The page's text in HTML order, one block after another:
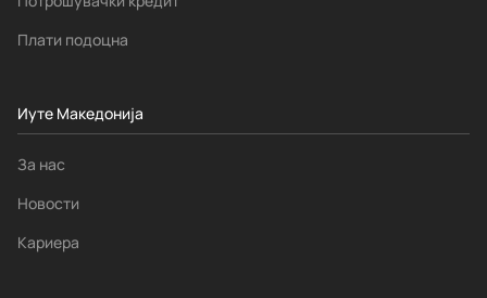
Плати подоцна
Иуте Македонија
За нас
Новости
Кариера